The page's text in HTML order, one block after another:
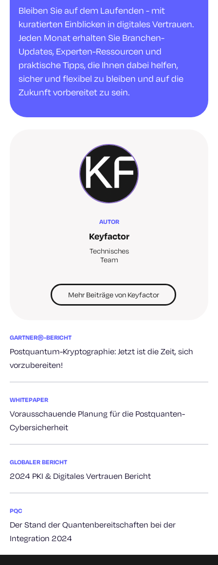
Bleiben Sie auf dem Laufenden - mit
kuratierten Einblicken in digitales Vertrauen.
Jeden Monat erhalten Sie Branchen-
Updates, Experten-Ressourcen und
praktische Tipps, die Ihnen dabei helfen,
sicher und flexibel zu bleiben und auf die
Zukunft vorbereitet zu sein.
AUTOR
Keyfactor
Technisches
Team
Mehr Beiträge von Keyfactor
GARTNER®-BERICHT
Postquantum-Kryptographie: Jetzt ist die Zeit, sich
vorzubereiten!
WHITEPAPER
Vorausschauende Planung für die Postquanten-
Cybersicherheit
GLOBALER BERICHT
2024 PKI & Digitales Vertrauen Bericht
PQC
Der Stand der Quantenbereitschaften bei der
Integration 2024